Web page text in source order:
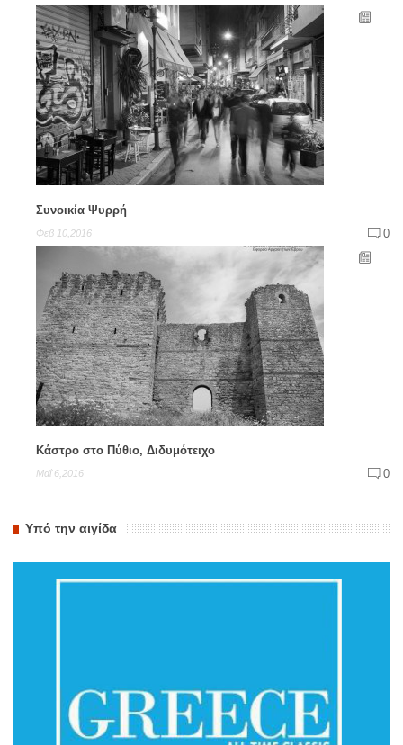
Συνοικία Ψυρρή
Φεβ 10,2016 0
Κάστρο στο Πύθιο, Διδυμότειχο
Μαΐ 6,2016 0
Υπό την αιγίδα